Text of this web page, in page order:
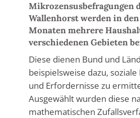
Mikrozensusbefragungen
Wallenhorst werden in
Monaten mehrere
verschiedenen Gebieten
Diese dienen Bund und
beispielsweise dazu,
und Erfordernisse zu
Ausgewählt wurden diese
mathematischen